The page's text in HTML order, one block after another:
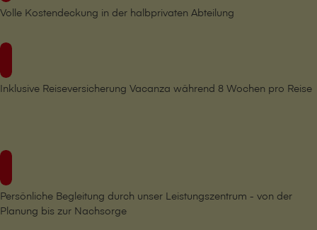
Volle Kostendeckung in der halbprivaten Abteilung
Inklusive Reiseversicherung Vacanza während 8 Wochen pro Reise
Persönliche Begleitung durch unser Leistungszentrum - von der
Planung bis zur Nachsorge